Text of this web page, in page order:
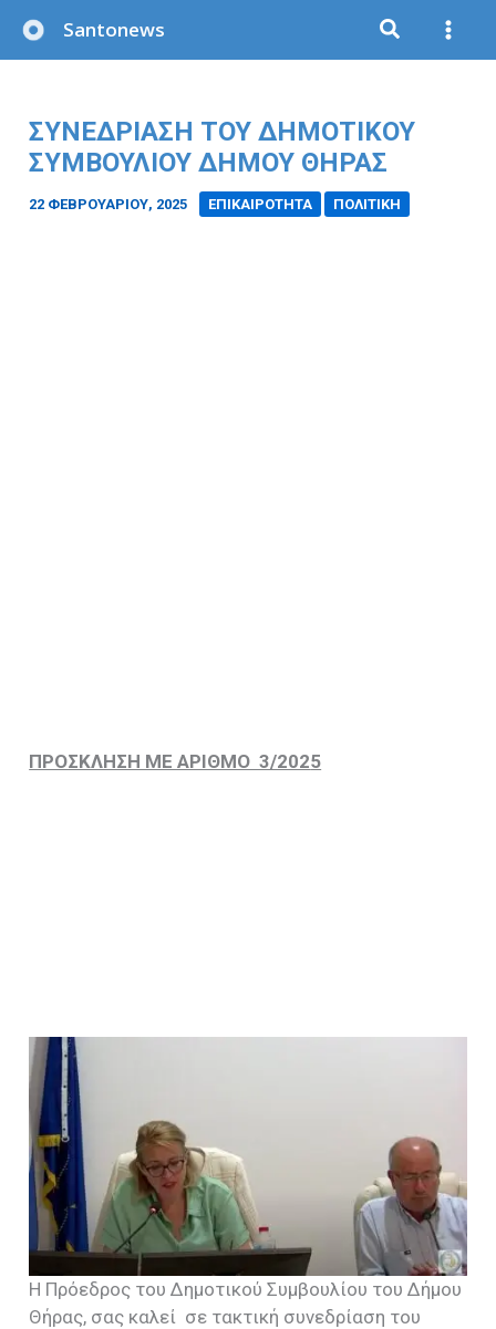
στο
Santonews
ΣΥΝΕΔΡΙΑΣΗ ΤΟΥ ΔΗΜΟΤΙΚΟΥ
ΣΥΜΒΟΥΛΙΟΥ ΔΗΜΟΥ ΘΗΡΑΣ
22 ΦΕΒΡΟΥΑΡΊΟΥ, 2025 ΕΠΙΚΑΙΡΟΤΗΤΑ ΠΟΛΙΤΙΚΗ
ΠΡΟΣΚΛΗΣΗ ΜΕ ΑΡΙΘΜΟ 3/2025
Η Πρόεδρος του Δημοτικού Συμβουλίου του Δήμου
Θήρας, σας καλεί σε τακτική συνεδρίαση του